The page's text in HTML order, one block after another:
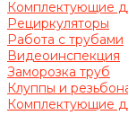
Комплектующие
Рециркуляторы
Работа с трубами
Видеоинспекция
Заморозка труб
Клуппы и
Комплектующие